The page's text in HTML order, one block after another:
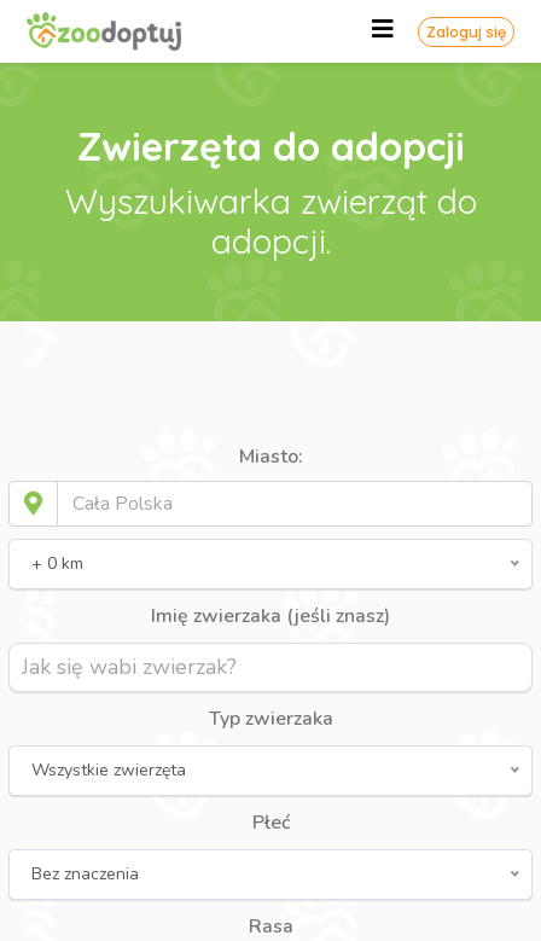
Zaloguj się
Zwierzęta do adopcji
Wyszukiwarka zwierząt do
adopcji.
Miasto:
+ 0 km
Imię zwierzaka (jeśli znasz)
Typ zwierzaka
Wszystkie zwierzęta
Płeć
Bez znaczenia
Rasa